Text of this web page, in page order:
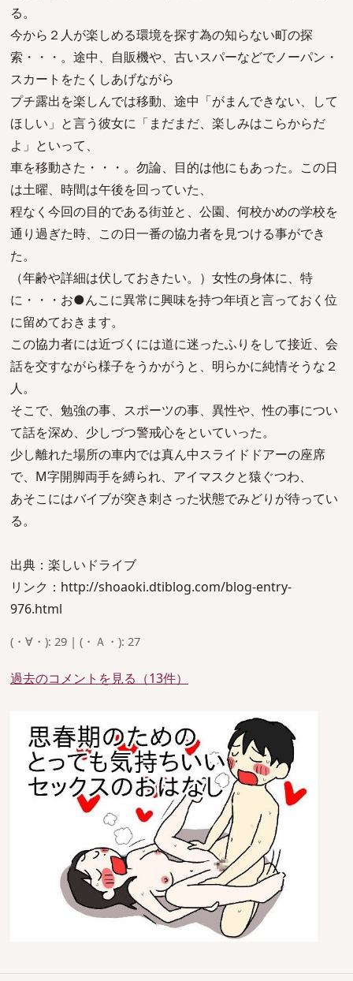
る。
今から２人が楽しめる環境を探す為の知らない町の探
索・・・。途中、自販機や、古いスパーなどでノーパン・
スカートをたくしあげながら
プチ露出を楽しんでは移動、途中「がまんできない、して
ほしい」と言う彼女に「まだまだ、楽しみはこらからだ
よ」といって、
車を移動さた・・・。勿論、目的は他にもあった。この日
は土曜、時間は午後を回っていた、
程なく今回の目的である街並と、公園、何校かめの学校を
通り過ぎた時、この日一番の協力者を見つける事ができ
た。
（年齢や詳細は伏しておきたい。）女性の身体に、特
に・・・お●んこに異常に興味を持つ年頃と言っておく位
に留めておきます。
この協力者には近づくには道に迷ったふりをして接近、会
話を交すながら様子をうかがうと、明らかに純情そうな２
人。
そこで、勉強の事、スポーツの事、異性や、性の事につい
て話を深め、少しづつ警戒心をといていった。
少し離れた場所の車内では真ん中スライドドアーの座席
で、M字開脚両手を縛られ、アイマスクと猿ぐつわ、
あそこにはバイブが突き刺さった状態でみどりが待ってい
る。
出典：楽しいドライブ
リンク：http://shoaoki.dtiblog.com/blog-entry-
976.html
(・∀・): 29 | (・Ａ・): 27
過去のコメントを見る（13件）